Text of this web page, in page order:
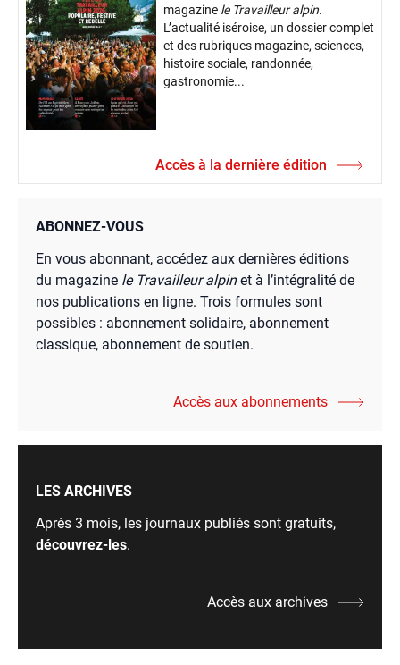
magazine le Travailleur alpin.
L’actualité iséroise, un dossier complet
et des rubriques magazine, sciences,
histoire sociale, randonnée,
gastronomie...
Accès à la dernière édition
ABONNEZ-VOUS
En vous abonnant, accédez aux dernières éditions
du magazine le Travailleur alpinet à l’intégralité de
nos publications en ligne. Trois formules sont
possibles : abonnement solidaire, abonnement
classique, abonnement de soutien.
Accès aux abonnements
LES ARCHIVES
Après 3 mois, les journaux publiés sont gratuits,
découvrez-les.
Accès aux archives